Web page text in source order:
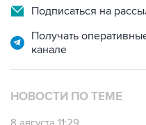
Подписаться на
Получать
канале
НОВОСТИ ПО ТЕМЕ